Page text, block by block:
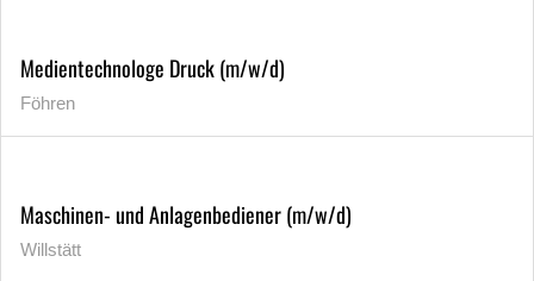
Medientechnologe Druck (m/w/d)
Föhren
Maschinen- und Anlagenbediener (m/w/d)
Willstätt